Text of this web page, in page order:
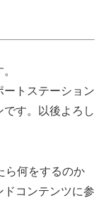
ートステーション
す。以後よろし
ら何をするのか
ドコンテンツに参